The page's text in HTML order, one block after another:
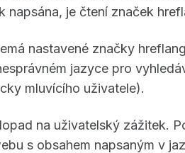
napsána, je čtení značek
nastavené značky
jazyce pro
mluvícího uživatele).
na uživatelský zážitek.
s obsahem napsaným v